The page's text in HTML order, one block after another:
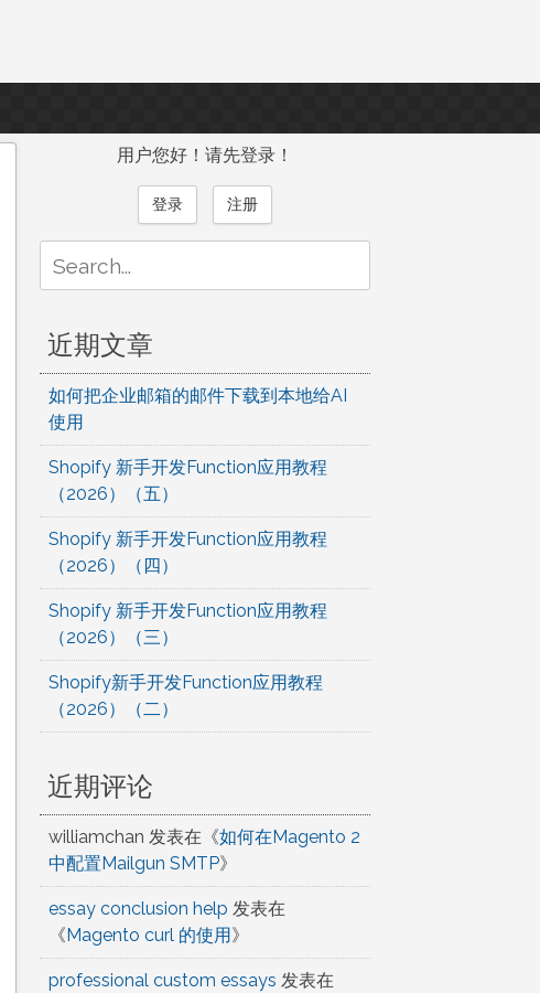
用户您好！请先登录！
登录 注册
for:
近期文章
如何把企业邮箱的邮件下载到本地给AI
使用
Shopify 新手开发Function应用教程
（2026）（五）
Shopify 新手开发Function应用教程
（2026）（四）
Shopify 新手开发Function应用教程
（2026）（三）
Shopify新手开发Function应用教程
（2026）（二）
近期评论
williamchan 发表在《如何在Magento 2
中配置Mailgun SMTP》
essay conclusion help 发表在
《Magento curl 的使用》
professional custom essays 发表在